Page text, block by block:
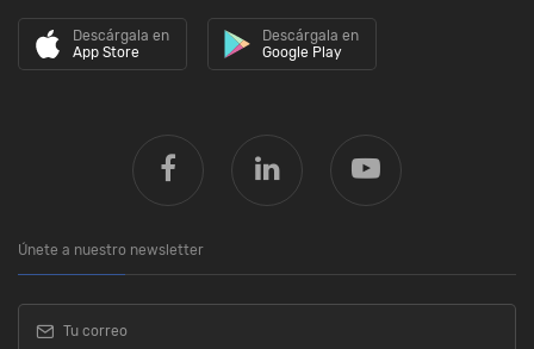
Descárgala en
App Store
Descárgala en
Google Play
Únete a nuestro newsletter